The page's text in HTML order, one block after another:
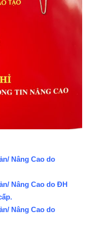
Nâng Cao do
Nâng Cao do ĐH
Nâng Cao do